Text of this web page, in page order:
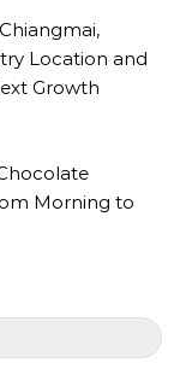
Location and
Growth
Morning to